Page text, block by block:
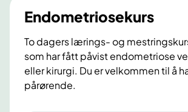
Endometriosekurs
To dagers lærings- og
som har fått påvist endometriose
eller kirurgi. Du er velkommen til å
pårørende.